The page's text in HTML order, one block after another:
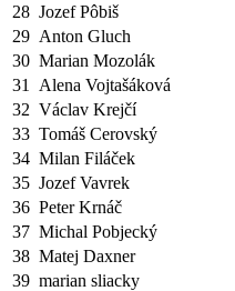
28 Jozef Pôbiš
29 Anton Gluch
30 Marian Mozolák
31
Alena Vojtašáková
32 Václav Krejčí
33 Tomáš Cerovský
34 Milan Filáček
35 Jozef Vavrek
36 Peter Krnáč
37 Michal Pobjecký
38 Matej Daxner
39 marian sliacky